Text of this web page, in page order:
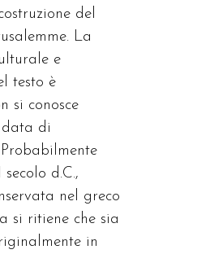
del
La
e
testo è
si conosce
data di
d.C.,
nel greco
si ritiene che sia
in